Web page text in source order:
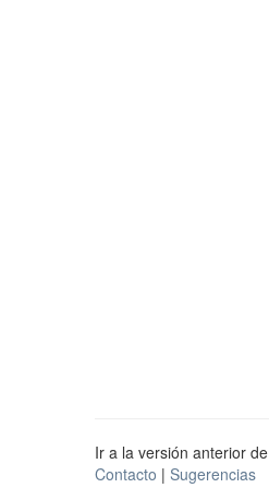
Ir a la versión anterior de
Contacto | Sugerencias